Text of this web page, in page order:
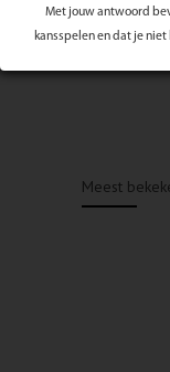
Met jouw antwoord
kansspelen en dat je
Meest